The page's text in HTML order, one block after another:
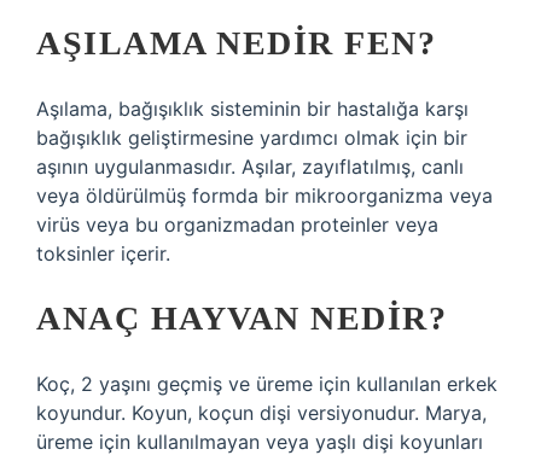
AŞILAMA NEDIR FEN?
Aşılama, bağışıklık sisteminin bir hastalığa karşı
bağışıklık geliştirmesine yardımcı olmak için bir
aşının uygulanmasıdır. Aşılar, zayıflatılmış, canlı
veya öldürülmüş formda bir mikroorganizma veya
virüs veya bu organizmadan proteinler veya
toksinler içerir.
ANAÇ HAYVAN NEDIR?
Koç, 2 yaşını geçmiş ve üreme için kullanılan erkek
koyundur. Koyun, koçun dişi versiyonudur. Marya,
üreme için kullanılmayan veya yaşlı dişi koyunları